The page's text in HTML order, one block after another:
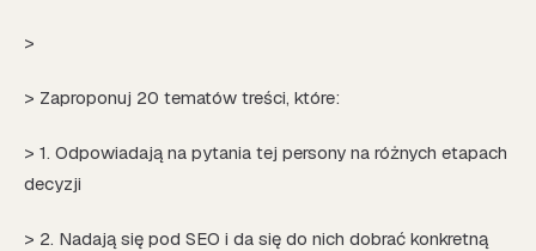
>
> Zaproponuj 20 tematów treści, które:
> 1. Odpowiadają na pytania tej persony na różnych etapach
decyzji
> 2. Nadają się pod SEO i da się do nich dobrać konkretną